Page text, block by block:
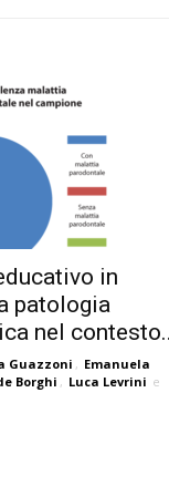
in
patologia
nel
Guazzoni , Emanuela
Borghi , Luca Levrini e